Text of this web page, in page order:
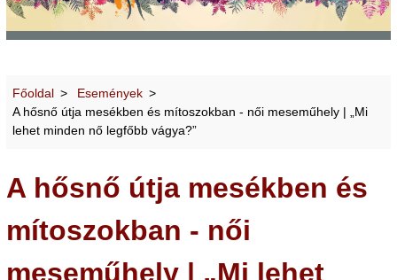
Főoldal
Események
A hősnő útja mesékben és mítoszokban - női meseműhely | „Mi
lehet minden nő legfőbb vágya?”
A hősnő útja mesékben és
mítoszokban - női
meseműhely | „Mi lehet